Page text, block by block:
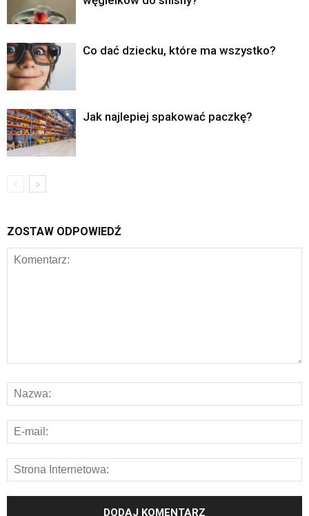
Co dać dziecku, które ma wszystko?
Jak najlepiej spakować paczkę?
ZOSTAW ODPOWIEDŹ